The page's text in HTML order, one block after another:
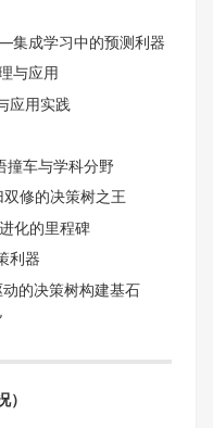
集成学习中的预测利器
与应用
应用实践
撞车与学科分野
修的决策树之王
化的里程碑
利器
的决策树构建基石